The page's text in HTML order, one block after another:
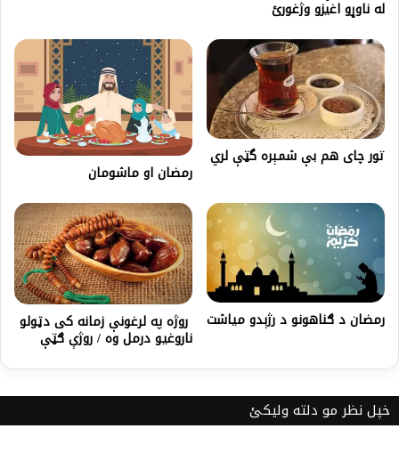
له ناوړو اغیزو وژغورئ
تور چای هم بې شمېره گټې لري
رمضان او ماشومان
رمضان د ګناهونو د رژېدو میاشت روژه په لرغونې زمانه کی دټولو
ناروغيو درمل وه / روژې ګټې
خپل نظر مو دلته ولیکئ